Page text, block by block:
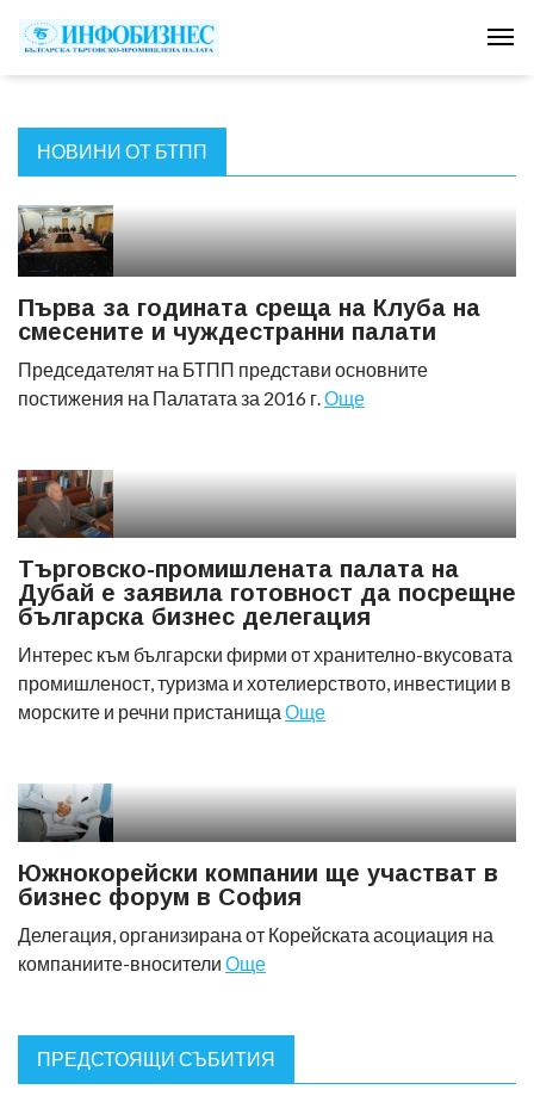
НОВИНИ ОТ БТПП
Първа за годината среща на Клуба на
смесените и чуждестранни палати
Председателят на БТПП представи основните
постижения на Палатата за 2016 г.Още
Търговско-промишлената палата на
Дубай е заявила готовност да посрещне
българска бизнес делегация
Интерес към български фирми от хранително-вкусовата
промишленост, туризма и хотелиерството, инвестиции в
морските и речни пристанища Още
Южнокорейски компании ще участват в
бизнес форум в София
Делегация, организирана от Корейската асоциация на
компаниите-вносители Още
ПРЕДСТОЯЩИ СЪБИТИЯ